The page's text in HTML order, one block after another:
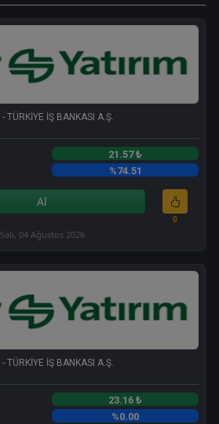
- TÜRKİYE İŞ BANKASI A.Ş.
21.57 ₺
%74.51
Al
0
Salı, 04 Ağustos 2026
- TÜRKİYE İŞ BANKASI A.Ş.
23.16 ₺
%0.00